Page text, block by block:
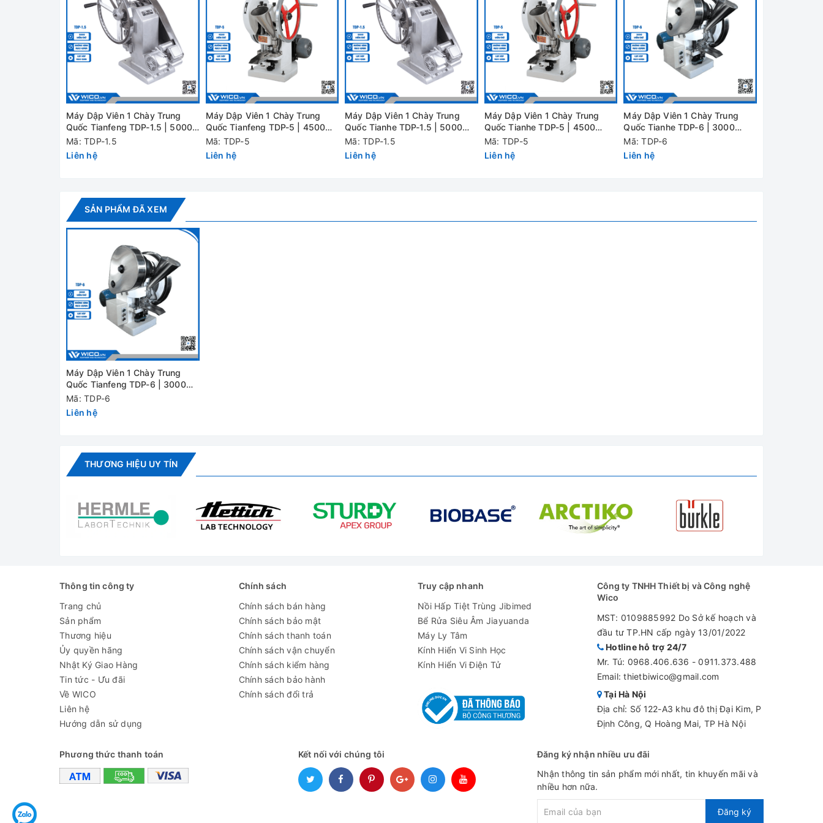
Cung cấp bao gồm:
- Máy dập viên TDP-6
- 01 Bộ chày cối mẫu
- Hướng dẫn sử dụng Tiếng Anh / Tiếng Việt
Thông số kỹ thuật
Đường kính viên max
Độ sâu cho liệu vào max 16mm
Năng suất dập
Kích thước ngoài
Khối lượng
Máy Dập Viên 1 Chày Trung
Quốc Tianfeng TDP-1.5 | 5000
viên/giờ
Mã: TDP-1.5
Liên hệ
Máy Dập Viên 1 Chày Trung
Quốc Tianfeng TDP-5 | 4500
viên/giờ
Mã: TDP-5
Liên hệ
Máy Dập Viên 1 Chày Trung
Quốc Tianhe TDP-1.5 | 5000
viên/giờ
Mã: TDP-1.5
Liên hệ
Máy Dập Viên 1 Chày Trung
Quốc Tianhe TDP-5 | 4500
viên/giờ
Mã: TDP-5
Liên hệ
Máy Dập Viên 1 Chày Trung
Quốc Tianhe TDP-6 | 3000
viên/giờ
Mã: TDP-6
Liên hệ
SẢN PHẨM ĐÃ XEM
Máy Dập Viên 1 Chày Trung
Quốc Tianfeng TDP-6 | 3000
viên/giờ
Mã: TDP-6
Liên hệ
THƯƠNG HIỆU UY TÍN
Thông tin công ty
Trang chủ
Sản phẩm
Thương hiệu
Ủy quyền hãng
Nhật Ký Giao Hàng
Tin tức - Ưu đãi
Về WICO
Liên hệ
Hướng dẫn sử dụng
Chính sách
Chính sách bán hàng
Chính sách bảo mật
Chính sách thanh toán
Chính sách vận chuyển
Chính sách kiểm hàng
Chính sách bảo hành
Chính sách đổi trả
Truy cập nhanh
Nồi Hấp Tiệt Trùng Jibimed
Bể Rửa Siêu Âm Jiayuanda
Máy Ly Tâm
Kính Hiển Vi Sinh Học
Kính Hiển Vi Điện Tử
Công ty TNHH Thiết bị và Công nghệ
Wico
MST: 0109885992 Do Sở kế hoạch và
đầu tư TP.HN cấp ngày 13/01/2022
Hotline hỗ trợ 24/7
Mr. Tú: 0968.406.636 -0911.373.488
Email: thietbiwico@gmail.com
Tại Hà Nội
Địa chỉ: Số 122-A3 khu đô thị Đại Kim, P
Định Công, Q Hoàng Mai, TP Hà Nội
Phương thức thanh toán Kết nối với chúng tôi
Đăng ký nhận nhiều ưu đãi
Nhận thông tin sản phẩm mới nhất, tin khuyến mãi và
nhiều hơn nữa.
Đăng ký